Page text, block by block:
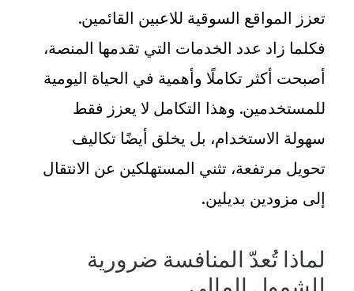
تعزز المواقع السوقية للاعبين القائمين.
فكلما زاد عدد الخدمات التي تقدمها المنصة،
أصبحت أكثر تكاملًا وأهمية في الحياة اليومية
للمستخدمين. وهذا التكامل لا يعزز فقط
سهولة الاستخدام، بل يخلق أيضًا تكاليف
تحويل مرتفعة، تثني المستهلكين عن الانتقال
إلى مزودين بديلين.
لماذا تُعدّ المنافسة ضرورية
للشمول المالي